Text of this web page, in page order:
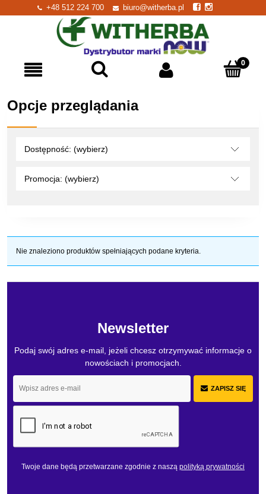
+48 512 224 700 biuro@witherba.pl
Opcje przeglądania
Dostępność: (wybierz)
Promocja: (wybierz)
Nie znaleziono produktów spełniających podane kryteria.
Newsletter
Podaj swój adres e-mail, jeżeli chcesz otrzymywać informacje o
nowościach i promocjach.
ZAPISZ SIĘ
Twoje dane będą przetwarzane zgodnie z naszą polityką prywatności